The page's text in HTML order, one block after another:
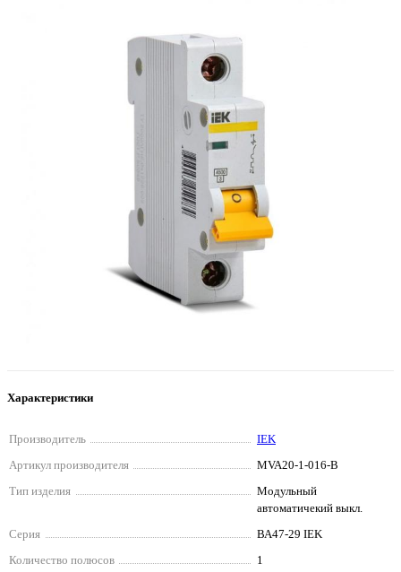
Характеристики
Производитель
IEK
Артикул производителя
MVA20-1-016-B
Тип изделия
Модульный
автоматичекий выкл.
Серия
ВА47-29 IEK
Количество полюсов
1